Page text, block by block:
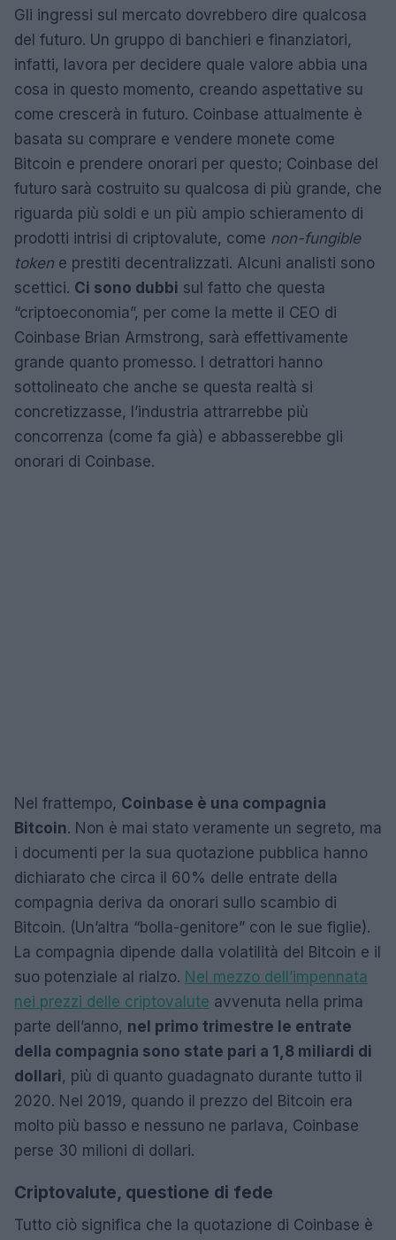
Gli ingressi sul mercato dovrebbero dire qualcosa
del futuro. Un gruppo di banchieri e finanziatori,
infatti, lavora per decidere quale valore abbia una
cosa in questo momento, creando aspettative su
come crescerà in futuro. Coinbase attualmente è
basata su comprare e vendere monete come
Bitcoin e prendere onorari per questo; Coinbase del
futuro sarà costruito su qualcosa di più grande, che
riguarda più soldi e un più ampio schieramento di
prodotti intrisi di criptovalute, come non-fungible
token e prestiti decentralizzati. Alcuni analisti sono
scettici. Ci sono dubbi sul fatto che questa
“criptoeconomia”, per come la mette il CEO di
Coinbase Brian Armstrong, sarà effettivamente
grande quanto promesso. I detrattori hanno
sottolineato che anche se questa realtà si
concretizzasse, l’industria attrarrebbe più
concorrenza (come fa già) e abbasserebbe gli
onorari di Coinbase.
Nel frattempo, Coinbase è una compagnia
Bitcoin. Non è mai stato veramente un segreto, ma
i documenti per la sua quotazione pubblica hanno
dichiarato che circa il 60% delle entrate della
compagnia deriva da onorari sullo scambio di
Bitcoin. (Un’altra “bolla-genitore” con le sue figlie).
La compagnia dipende dalla volatilità del Bitcoin e il
suo potenziale al rialzo. Nel mezzo dell’impennata
nei prezzi delle criptovalute avvenuta nella prima
parte dell’anno, nel primo trimestre le entrate
della compagnia sono state pari a 1,8 miliardi di
dollari, più di quanto guadagnato durante tutto il
2020. Nel 2019, quando il prezzo del Bitcoin era
molto più basso e nessuno ne parlava, Coinbase
perse 30 milioni di dollari.
Criptovalute, questione di fede
Tutto ciò significa che la quotazione di Coinbase è